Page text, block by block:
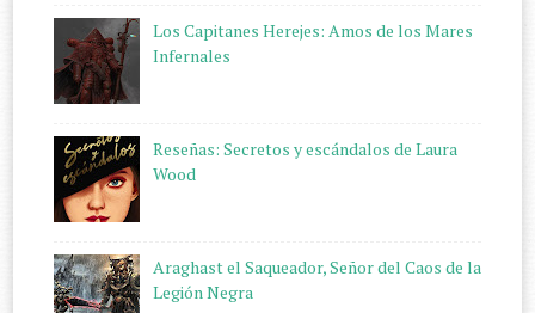
Los Capitanes Herejes: Amos de los Mares
Infernales
Reseñas: Secretos y escándalos de Laura
Wood
Araghast el Saqueador, Señor del Caos de la
Legión Negra